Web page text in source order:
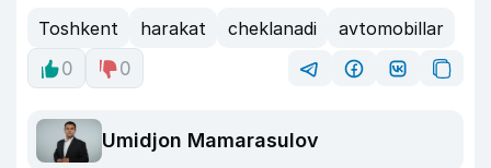
Toshkent harakat cheklanadi
avtomobillar
0
0
Umidjon Mamarasulov